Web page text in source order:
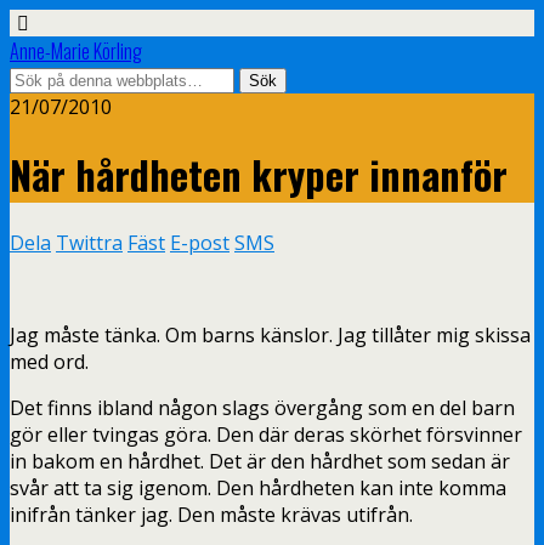
Anne-Marie Körling
21/07/2010
När hårdheten kryper innanför
Dela Twittra Fäst E-postSMS
Jag måste tänka. Om barns känslor. Jag tillåter mig skissa
med ord.
Det finns ibland någon slags övergång som en del barn
gör eller tvingas göra. Den där deras skörhet försvinner
in bakom en hårdhet. Det är den hårdhet som sedan är
svår att ta sig igenom. Den hårdheten kan inte komma
inifrån tänker jag. Den måste krävas utifrån.